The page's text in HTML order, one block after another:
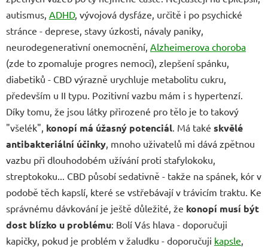
autismus, ADHD, vývojová dysfáze, určitě i po psychické
stránce - deprese, stavy úzkosti, návaly paniky,
neurodegenerativní onemocnění, Alzheimerova choroba
(zde to zpomaluje progres nemoci), zlepšení spánku,
diabetiků - CBD výrazně urychluje metabolitu cukru,
především u II typu. Pozitivní vazbu mám i s hypertenzí.
Díky tomu, že jsou látky přirozené pro tělo je to takový
"všelék", konopí má úžasný potenciál . Má také skvělé
antibakteriální účinky , mnoho uživatelů mi dává zpětnou
vazbu při dlouhodobém užívání proti stafylokoku,
streptokoku... CBD působí sedativně - takže na spánek, kór v
podobě těch kapslí, které se vstřebávají v trávicím traktu. Ke
správnému dávkování je ještě důležité, že konopí musí být
dost blízko u problému: Bolí Vás hlava - doporučuji
kapičky, pokud je problém v žaludku - doporučuji kapsle